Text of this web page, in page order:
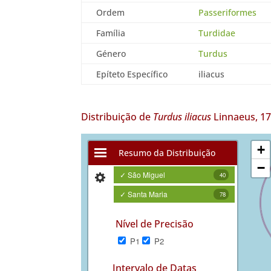
Ordem
Passeriformes
Família
Turdidae
Género
Turdus
Epíteto Específico
iliacus
Distribuição de Turdus iliacus Linnaeus,
Resumo da Distribuição
✓ São Miguel 40
✓ Santa Maria 78
Nível de Precisão
P1 P2
Intervalo de Datas
+
−